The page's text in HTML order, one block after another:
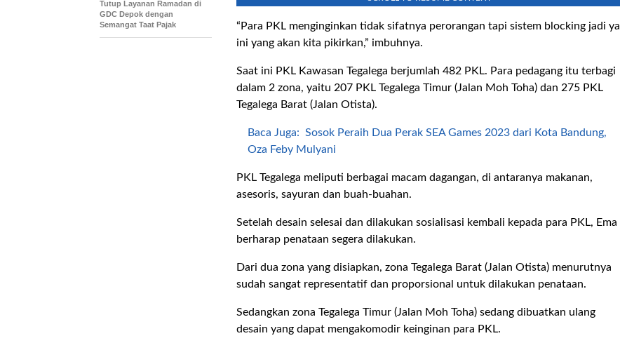
“Para PKL menginginkan tidak sifatnya perorangan tapi sistem blocking jadi ya
ini yang akan kita pikirkan,” imbuhnya.
Saat ini PKL Kawasan Tegalega berjumlah 482 PKL. Para pedagang itu terbagi
dalam 2 zona, yaitu 207 PKL Tegalega Timur (Jalan Moh Toha) dan 275 PKL
Tegalega Barat (Jalan Otista).
Baca Juga: Sosok Peraih Dua Perak SEA Games 2023 dari Kota Bandung,
Oza Feby Mulyani
PKL Tegalega meliputi berbagai macam dagangan, di antaranya makanan,
asesoris, sayuran dan buah-buahan.
Setelah desain selesai dan dilakukan sosialisasi kembali kepada para PKL, Ema
berharap penataan segera dilakukan.
Dari dua zona yang disiapkan, zona Tegalega Barat (Jalan Otista) menurutnya
sudah sangat representatif dan proporsional untuk dilakukan penataan.
Sedangkan zona Tegalega Timur (Jalan Moh Toha) sedang dibuatkan ulang
desain yang dapat mengakomodir keinginan para PKL.
Tutup Layanan Ramadan di
GDC Depok dengan
Semangat Taat Pajak